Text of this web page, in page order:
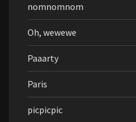
nomnomnom
Oh, wewewe
Paaarty
Paris
picpicpic